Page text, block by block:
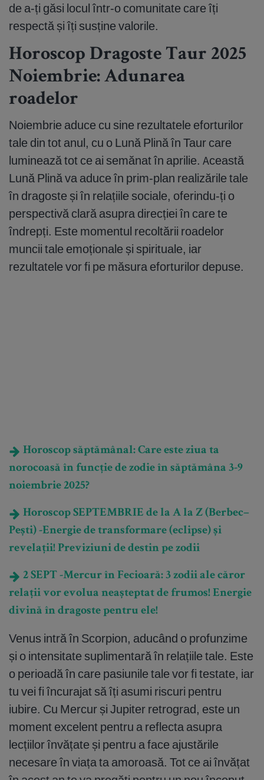
de a-ți găsi locul într-o comunitate care îți
respectă și îți susține valorile.
Horoscop Dragoste Taur 2025
Noiembrie: Adunarea
roadelor
Noiembrie aduce cu sine rezultatele eforturilor
tale din tot anul, cu o Lună Plină în Taur care
luminează tot ce ai semănat în aprilie. Această
Lună Plină va aduce în prim-plan realizările tale
în dragoste și în relațiile sociale, oferindu-ți o
perspectivă clară asupra direcției în care te
îndrepți. Este momentul recoltării roadelor
muncii tale emoționale și spirituale, iar
rezultatele vor fi pe măsura eforturilor depuse.
Horoscop săptămânal: Care este ziua ta
norocoasă în funcție de zodie în săptămâna 3-9
noiembrie 2025?
Horoscop SEPTEMBRIE de la A la Z (Berbec–
Pești) -Energie de transformare (eclipse) și
revelații! Previziuni de destin pe zodii
2 SEPT -Mercur în Fecioară: 3 zodii ale căror
relații vor evolua neașteptat de frumos! Energie
divină în dragoste pentru ele!
Venus intră în Scorpion, aducând o profunzime
și o intensitate suplimentară în relațiile tale. Este
o perioadă în care pasiunile tale vor fi testate, iar
tu vei fi încurajat să îți asumi riscuri pentru
iubire. Cu Mercur și Jupiter retrograd, este un
moment excelent pentru a reflecta asupra
lecțiilor învățate și pentru a face ajustările
necesare în viața ta amoroasă. Tot ce ai învățat